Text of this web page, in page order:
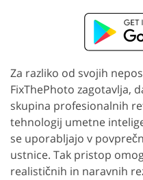
Za razliko od svojih
FixThePhoto zagotavlja,
skupina profesionalnih
tehnologij umetne
se uporabljajo v
ustnice. Tak pristop
realističnih in naravnih